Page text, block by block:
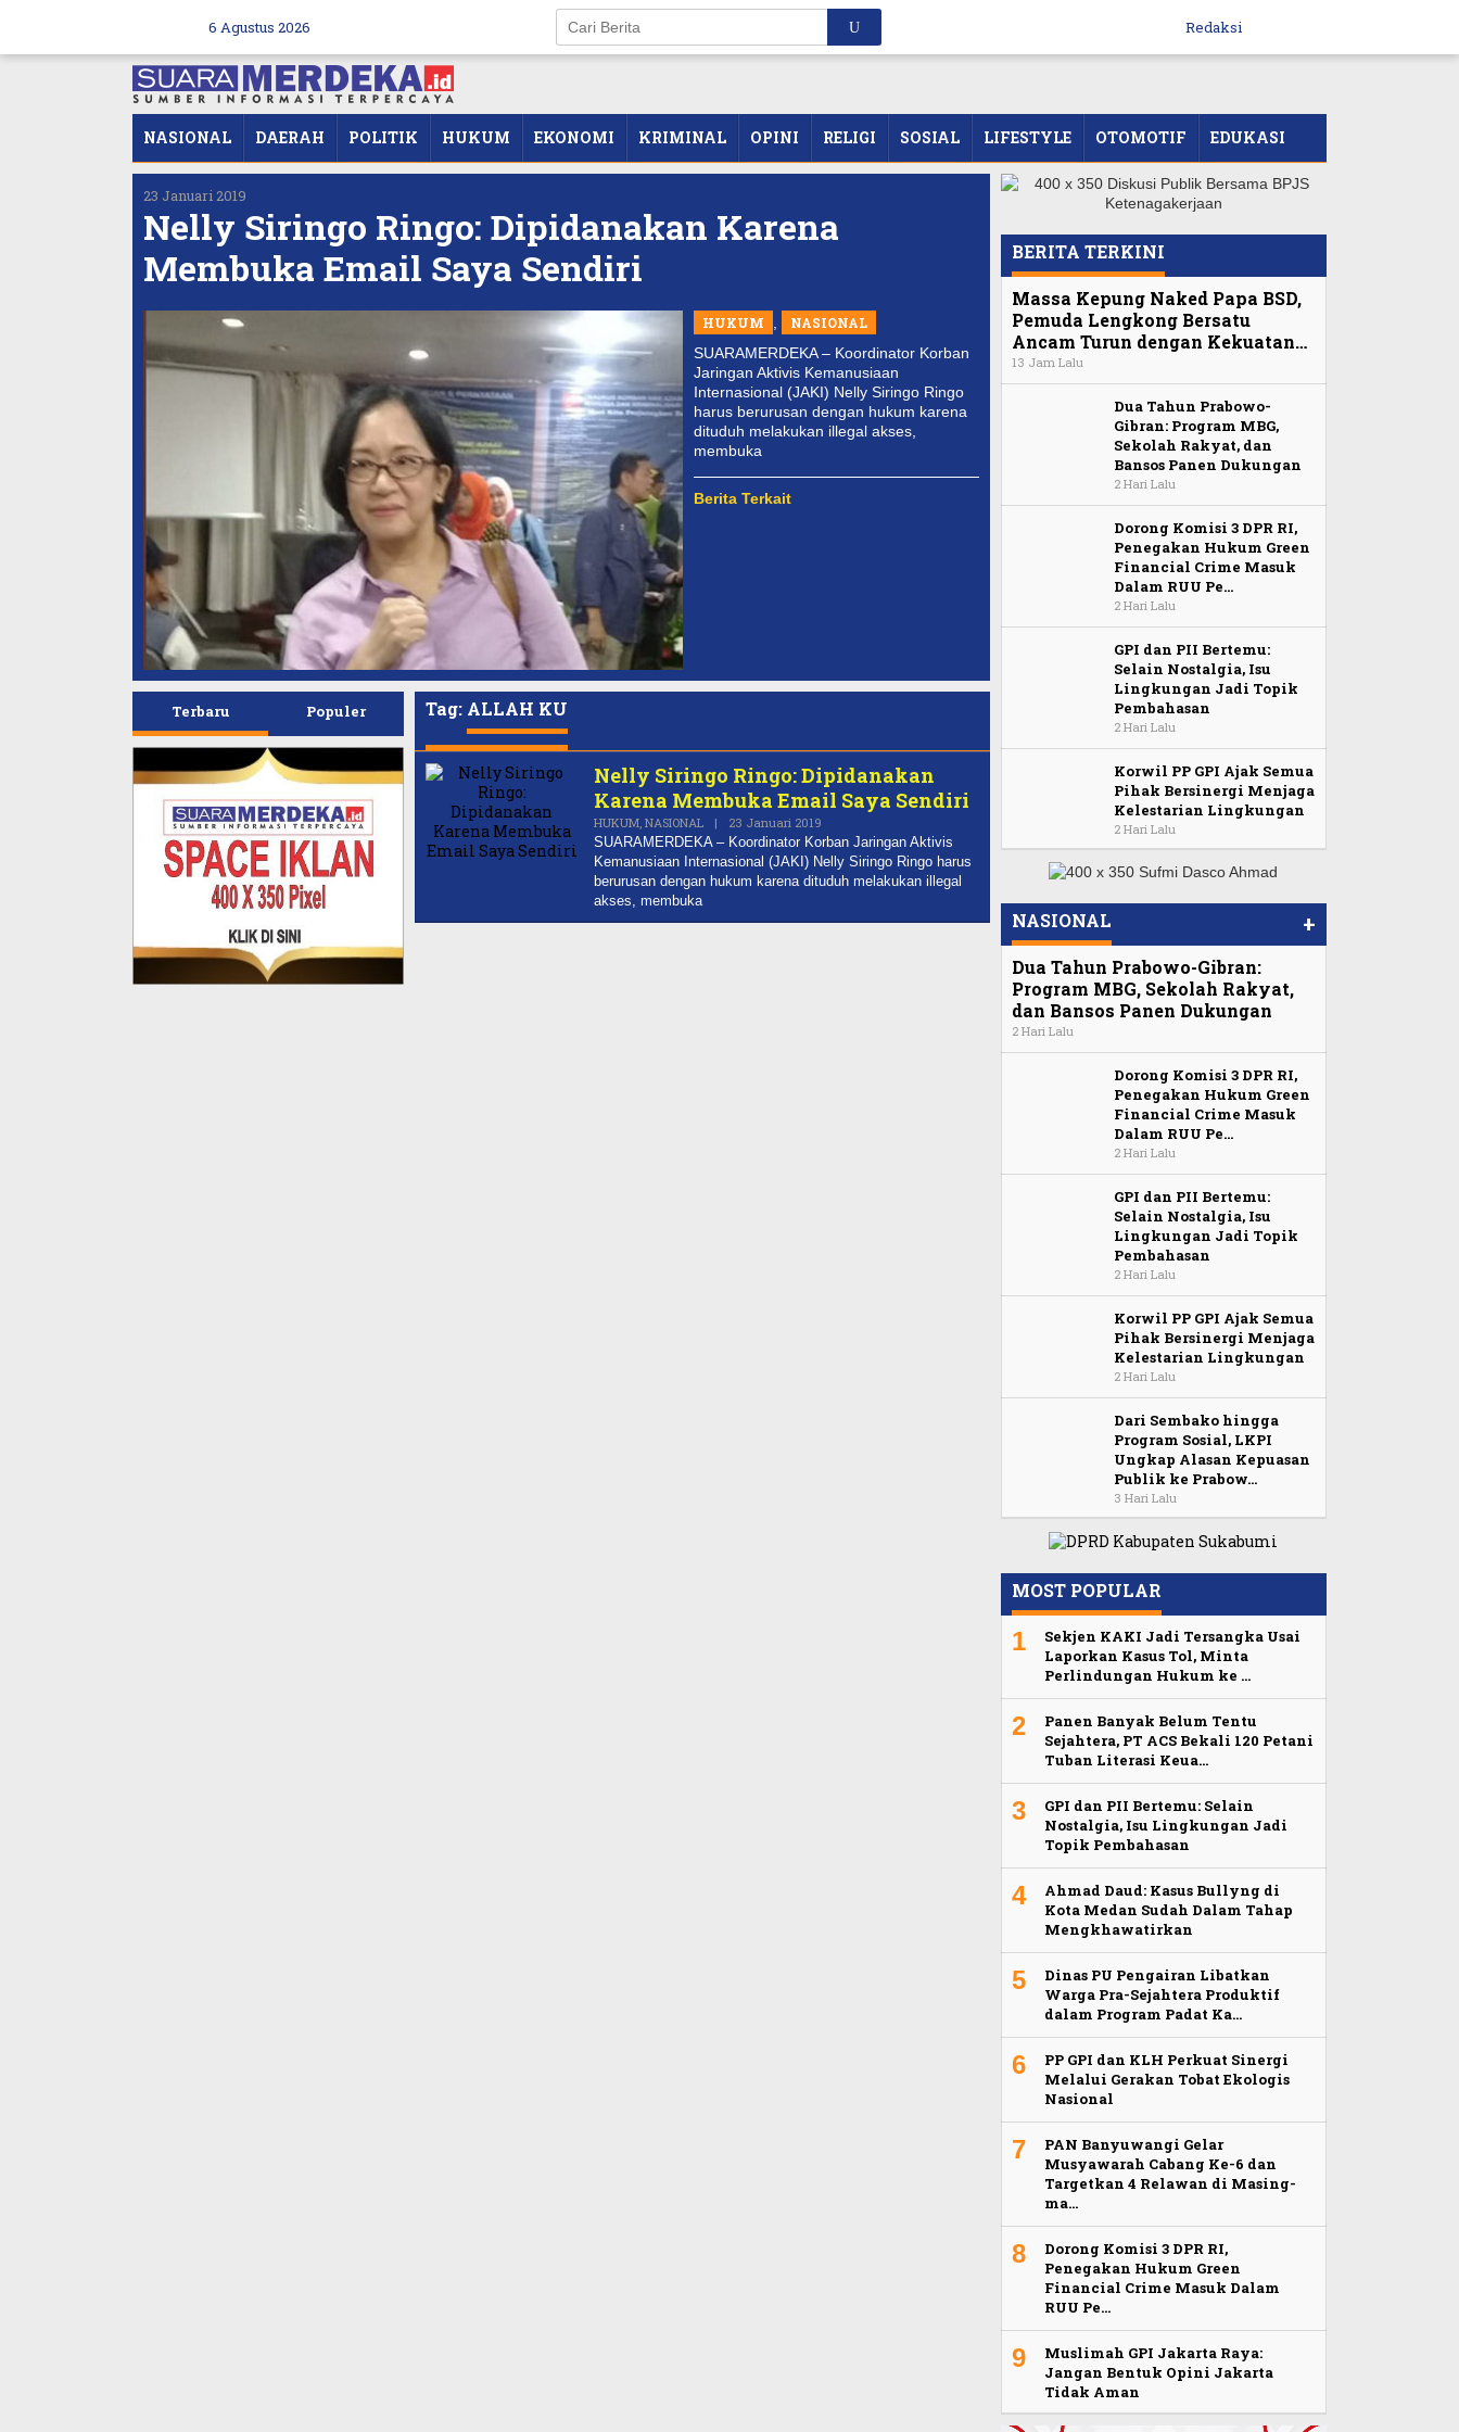
6 Agustus 2026 Redaksi
NASIONAL DAERAH POLITIK HUKUM EKONOMI KRIMINAL OPINI RELIGI SOSIAL LIFESTYLE OTOMOTIF EDUKASI
23 Januari 2019
Nelly Siringo Ringo: Dipidanakan Karena
Membuka Email Saya Sendiri
HUKUM
NASIONAL
SUARAMERDEKA – Koordinator Korban
Jaringan Aktivis Kemanusiaan
Internasional (JAKI) Nelly Siringo Ringo
harus berurusan dengan hukum karena
dituduh melakukan illegal akses,
membuka
Berita Terkait
Terbaru Populer Tag: ALLAH KU
Nelly Siringo Ringo: Dipidanakan
Karena Membuka Email Saya Sendiri
HUKUM, NASIONAL | 23 Januari 2019
REDAKSI
SUARAMERDEKA – Koordinator Korban Jaringan Aktivis
Kemanusiaan Internasional (JAKI) Nelly Siringo Ringo harus
berurusan dengan hukum karena dituduh melakukan illegal
akses, membuka
BERITA TERKINI
Massa Kepung Naked Papa BSD,
Pemuda Lengkong Bersatu
Ancam Turun dengan Kekuatan…
13 Jam Lalu
Dua Tahun Prabowo-
Gibran: Program MBG,
Sekolah Rakyat, dan
Bansos Panen Dukungan
2 Hari Lalu
Dorong Komisi 3 DPR RI,
Penegakan Hukum Green
Financial Crime Masuk
Dalam RUU Pe…
2 Hari Lalu
GPI dan PII Bertemu:
Selain Nostalgia, Isu
Lingkungan Jadi Topik
Pembahasan
2 Hari Lalu
Korwil PP GPI Ajak Semua
Pihak Bersinergi Menjaga
Kelestarian Lingkungan
2 Hari Lalu
NASIONAL +
Dua Tahun Prabowo-Gibran:
Program MBG, Sekolah Rakyat,
dan Bansos Panen Dukungan
2 Hari Lalu
Dorong Komisi 3 DPR RI,
Penegakan Hukum Green
Financial Crime Masuk
Dalam RUU Pe…
2 Hari Lalu
GPI dan PII Bertemu:
Selain Nostalgia, Isu
Lingkungan Jadi Topik
Pembahasan
2 Hari Lalu
Korwil PP GPI Ajak Semua
Pihak Bersinergi Menjaga
Kelestarian Lingkungan
2 Hari Lalu
Dari Sembako hingga
Program Sosial, LKPI
Ungkap Alasan Kepuasan
Publik ke Prabow…
3 Hari Lalu
MOST POPULAR
1
Sekjen KAKI Jadi Tersangka Usai
Laporkan Kasus Tol, Minta
Perlindungan Hukum ke …
2
Panen Banyak Belum Tentu
Sejahtera, PT ACS Bekali 120 Petani
Tuban Literasi Keua…
3
GPI dan PII Bertemu: Selain
Nostalgia, Isu Lingkungan Jadi
Topik Pembahasan
4
Ahmad Daud: Kasus Bullyng di
Kota Medan Sudah Dalam Tahap
Mengkhawatirkan
5
Dinas PU Pengairan Libatkan
Warga Pra-Sejahtera Produktif
dalam Program Padat Ka…
6
PP GPI dan KLH Perkuat Sinergi
Melalui Gerakan Tobat Ekologis
Nasional
7
PAN Banyuwangi Gelar
Musyawarah Cabang Ke-6 dan
Targetkan 4 Relawan di Masing-
ma…
8
Dorong Komisi 3 DPR RI,
Penegakan Hukum Green
Financial Crime Masuk Dalam
RUU Pe…
9
Muslimah GPI Jakarta Raya:
Jangan Bentuk Opini Jakarta
Tidak Aman